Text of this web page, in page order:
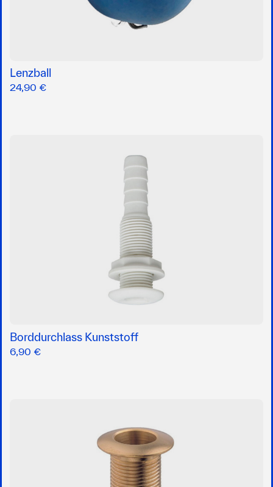
Lenzball
24,90 €
Borddurchlass Kunststoff
6,90 €